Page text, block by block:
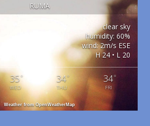
RUMA
clear sky
humidity: 60%
wind: 2m/s ESE
H 24 • L 20
35°
WED
34°
THU
34°
FRI
Weather from OpenWeatherMap